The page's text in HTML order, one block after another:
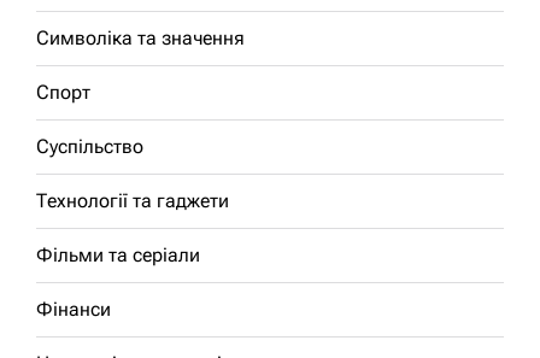
Символіка та значення
Спорт
Суспільство
Технології та гаджети
Фільми та серіали
Фінанси